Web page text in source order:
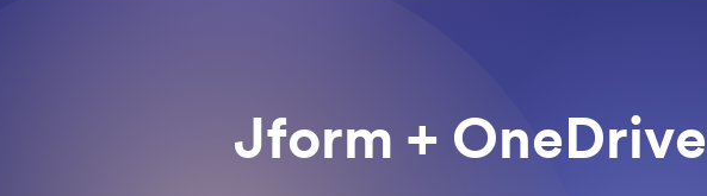
Jform + OneDrive